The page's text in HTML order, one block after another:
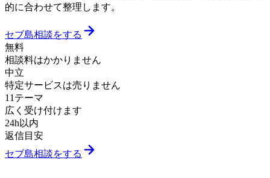
的に合わせて整理します。
セブ島相談をする
無料
相談料はかかりません
中立
特定サービスは売りません
11テーマ
広く受け付けます
24h以内
返信目安
セブ島相談をする